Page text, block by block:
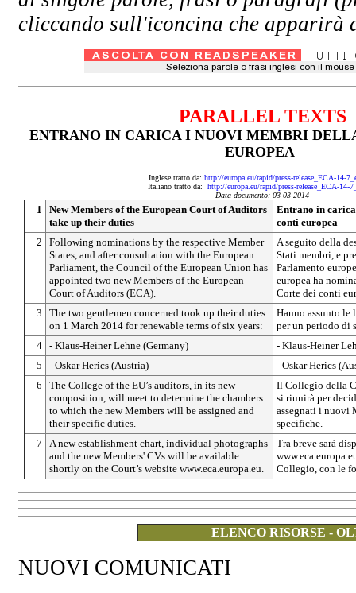
cliccando sull'iconcina che apparirà
PARALLEL TEXTS
ENTRANO IN CARICA I NUOVI MEMBRI
EUROPEA
Inglese tratto da: http://europa.eu/rapid/press-release_ECA-14-
Italiano tratto da: http://europa.eu/rapid/press-release_ECA-14-
Data documento: 03-03-2014
1
New Members of the European Court of Auditors
take up their duties
Entrano in
conti europea
2
Following nominations by the respective Member
States, and after consultation with the European
Parliament, the Council of the European Union has
appointed two new Members of the European
Court of Auditors (ECA).
A seguito della
Stati membri, e
Parlamento
europea ha
Corte dei conti
3
The two gentlemen concerned took up their duties
on 1 March 2014 for renewable terms of six years:
Hanno assunto
per un periodo di
4 - Klaus-Heiner Lehne (Germany)
- Klaus-Heiner
5
- Oskar Herics (Austria)
- Oskar Herics
6
The College of the EU’s auditors, in its new
composition, will meet to determine the chambers
to which the new Members will be assigned and
their specific duties.
Il Collegio della
si riunirà per
assegnati i nuovi
specifiche.
7
A new establishment chart, individual photographs
and the new Members' CVs will be available
shortly on the Court’s website www.eca.europa.eu.
Tra breve sarà
Collegio, con le
ELENCO RISORSE -
NUOVI COMUNICATI